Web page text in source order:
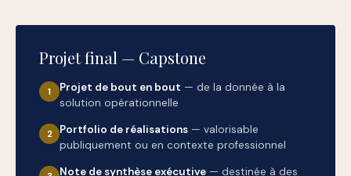
Projet final — Capstone
1 Projet de bout en bout — de la donnée à la
solution opérationnelle
2 Portfolio de réalisations — valorisable
publiquement ou en contexte professionnel
Note de synthèse exécutive — destinée à des